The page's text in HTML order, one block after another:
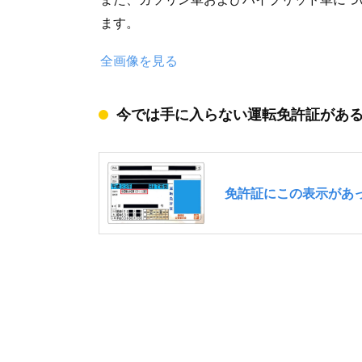
ます。
全画像を見る
今では手に入らない運転免許証があ